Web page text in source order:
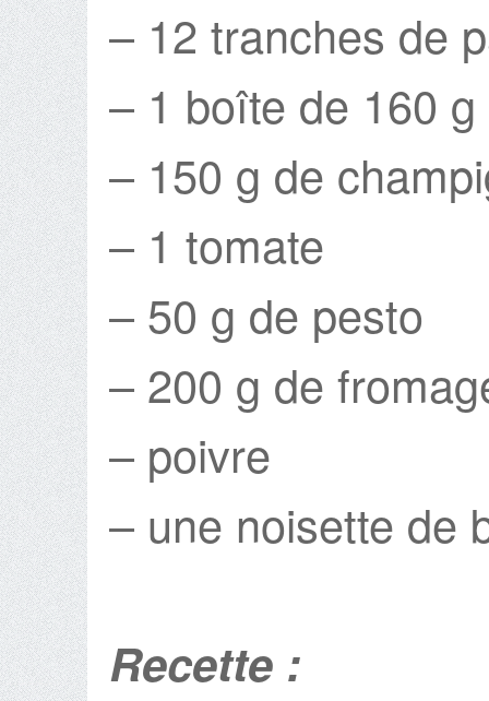
– 12 tranches de
– 1 boîte de 160
– 150 g de
– 1 tomate
– 50 g de pesto
– 200 g de
– poivre
– une noisette de
Recette :